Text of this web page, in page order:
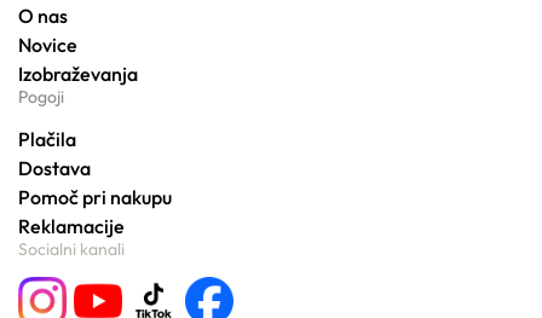
O nas
Novice
Izobraževanja
Pogoji
Plačila
Dostava
Pomoč pri nakupu
Reklamacije
Socialni kanali